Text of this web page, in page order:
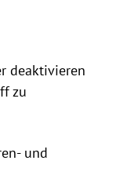
deaktivieren
zu
und